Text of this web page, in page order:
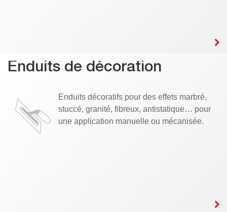
Enduits de décoration
Enduits décoratifs pour des effets marbré,
stuccé, granité, fibreux, antistatique… pour
une application manuelle ou mécanisée.